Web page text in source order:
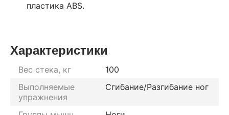
пластика ABS.
Характеристики
Вес стека, кг
100
Выполняемые
упражнения
Сгибание/Разгибание ног